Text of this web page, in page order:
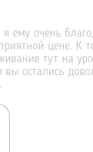
ему очень
цене. К
тут на
вы остались